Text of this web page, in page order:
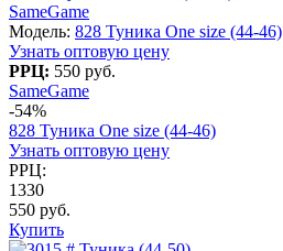
SameGame
Модель: 828 Туника One size (44-46)
Узнать оптовую цену
РРЦ: 550 руб.
SameGame
-54%
828 Туника One size (44-46)
Узнать оптовую цену
РРЦ:
1330
550 руб.
Купить